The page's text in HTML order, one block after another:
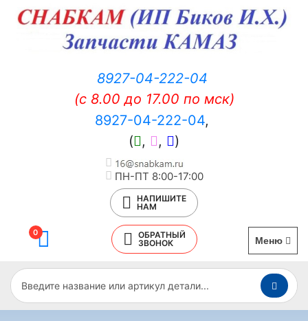
8927-04-222-04
(c 8.00 до 17.00 по мск)
8927-04-222-04,
(
, , )
ПН-ПТ 8:00-17:00
НАПИШИТЕ
НАМ
0
ОБРАТНЫЙ
ЗВОНОК
Меню